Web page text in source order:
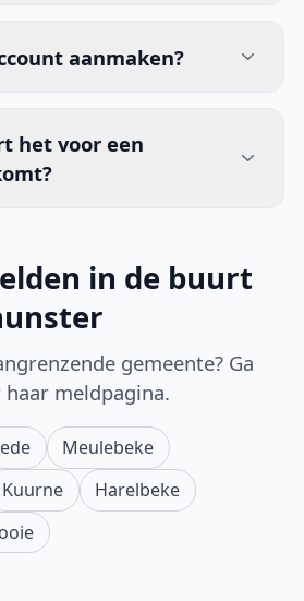
aanmaken?
het voor een
in de buurt
gemeente? Ga
meldpagina.
Meulebeke
Kuurne
Harelbeke